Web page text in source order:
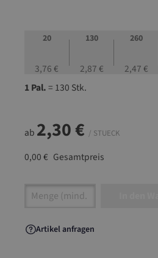
20
3,76 €
130
2,87 €
260
2,47 €
1 Pal.= 130 Stk.
ab 2,30 € / STUECK
0,00 € Gesamtpreis
Artikel Anzahl: Gib
Artikel anfragen